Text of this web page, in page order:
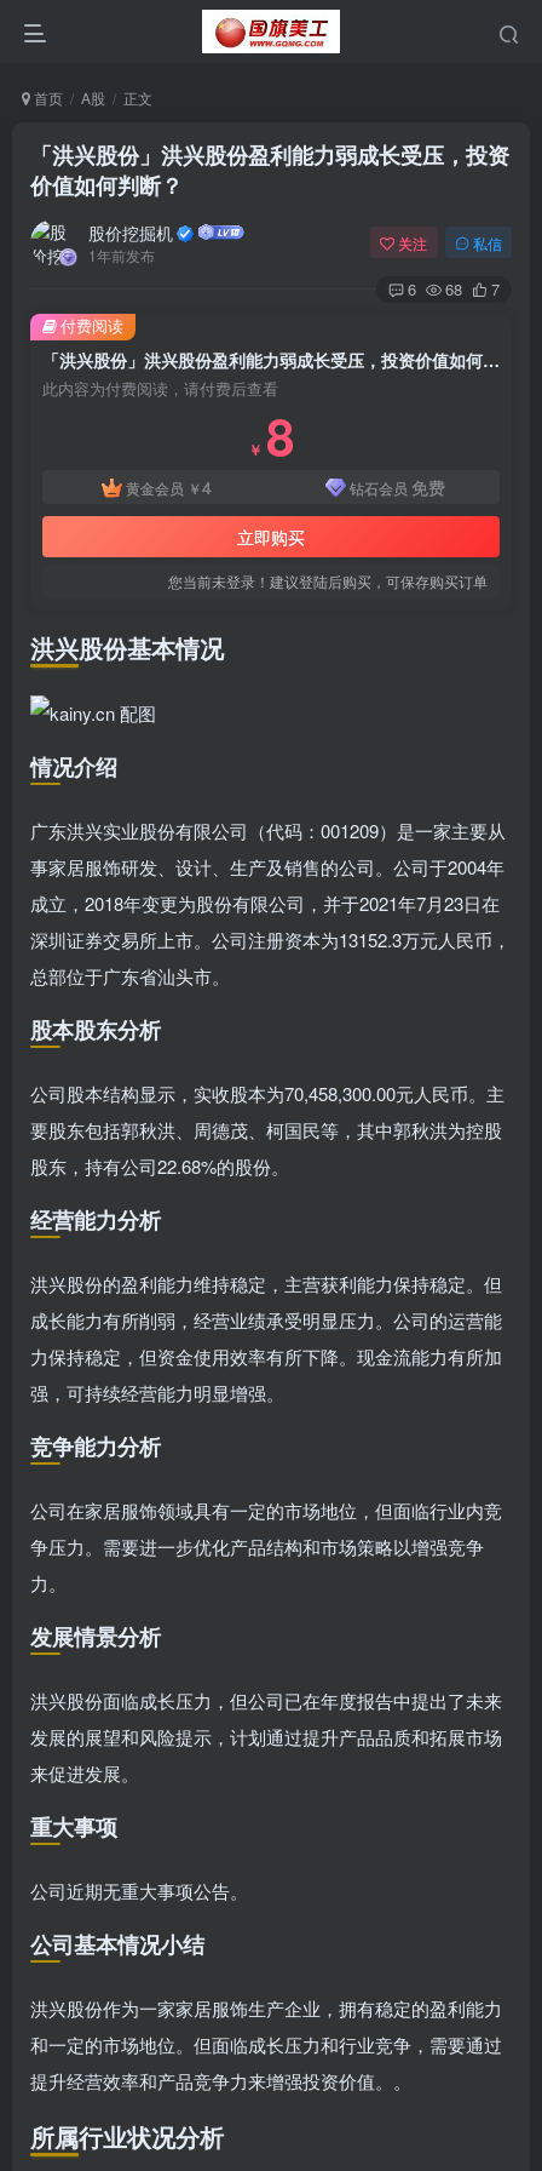
首页 A股 正文
「洪兴股份」洪兴股份盈利能力弱成长受压，投资
价值如何判断？
股价挖掘机
1年前发布
关注 私信
6 68 7
「洪兴股份」洪兴股份盈利能力弱成长受压，投资价值如何判断？
此内容为付费阅读，请付费后查看
￥ 8
黄金会员 ￥4 钻石会员 免费
立即购买
您当前未登录！建议登陆后购买，可保存购买订单
付费阅读
洪兴股份基本情况
情况介绍
广东洪兴实业股份有限公司（代码：001209）是一家主要从
事家居服饰研发、设计、生产及销售的公司。公司于2004年
成立，2018年变更为股份有限公司，并于2021年7月23日在
深圳证券交易所上市。公司注册资本为13152.3万元人民币，
总部位于广东省汕头市。
股本股东分析
公司股本结构显示，实收股本为70,458,300.00元人民币。主
要股东包括郭秋洪、周德茂、柯国民等，其中郭秋洪为控股
股东，持有公司22.68%的股份。
经营能力分析
洪兴股份的盈利能力维持稳定，主营获利能力保持稳定。但
成长能力有所削弱，经营业绩承受明显压力。公司的运营能
力保持稳定，但资金使用效率有所下降。现金流能力有所加
强，可持续经营能力明显增强。
竞争能力分析
公司在家居服饰领域具有一定的市场地位，但面临行业内竞
争压力。需要进一步优化产品结构和市场策略以增强竞争
力。
发展情景分析
洪兴股份面临成长压力，但公司已在年度报告中提出了未来
发展的展望和风险提示，计划通过提升产品品质和拓展市场
来促进发展。
重大事项
公司近期无重大事项公告。
公司基本情况小结
洪兴股份作为一家家居服饰生产企业，拥有稳定的盈利能力
和一定的市场地位。但面临成长压力和行业竞争，需要通过
提升经营效率和产品竞争力来增强投资价值。。
所属行业状况分析